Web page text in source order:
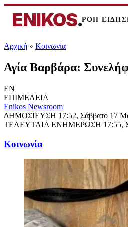
ENIKOS.ΡΟΗ
Αρχική » Κοινωνία
Αγία Βαρβάρα:
EN
ΕΠΙΜΕΛΕΙΑ
Enikos Newsroom
ΔΗΜΟΣΙΕΥΣΗ 17:52, Σάββατο 17
ΤΕΛΕΥΤΑΙΑ ΕΝΗΜΕΡΩΣΗ 17:55,
Κοινωνία